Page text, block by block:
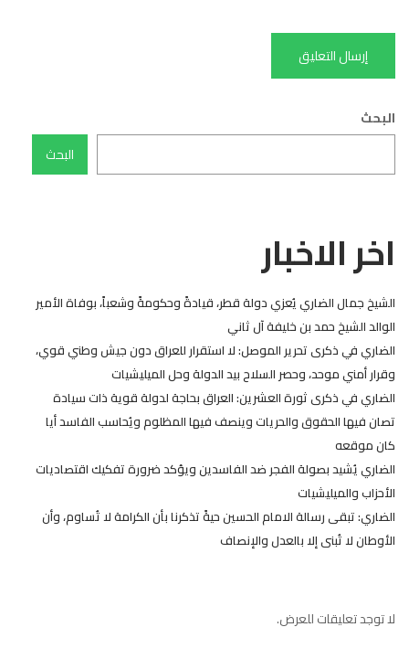
البحث
البحث
اخر الاخبار
الشيخ جمال الضاري يُعزي دولة قطر، قيادةً وحكومةً وشعباً، بوفاة الأمير
الوالد الشيخ حمد بن خليفة آل ثاني
الضاري في ذكرى تحرير الموصل: لا استقرار للعراق دون جيش وطني قوي،
وقرار أمني موحد، وحصر السلاح بيد الدولة وحل الميليشيات
الضاري في ذكرى ثورة العشرين: العراق بحاجة لدولة قوية ذات سيادة
تصان فيها الحقوق والحريات وينصف فيها المظلوم ويُحاسب الفاسد أيا
كان موقعه
الضاري يُشيد بصولة الفجر ضد الفاسدين ويؤكد ضرورة تفكيك اقتصاديات
الأحزاب والميليشيات
الضاري: تبقى رسالة الامام الحسين حيةً تذكرنا بأن الكرامة لا تُساوم، وأن
الأوطان لا تُبنى إلا بالعدل والإنصاف
لا توجد تعليقات للعرض.